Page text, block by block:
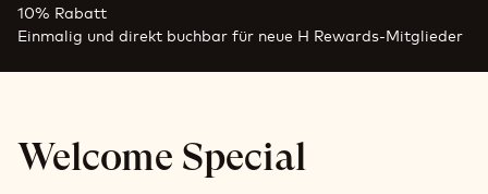
10% Rabatt
Einmalig und direkt buchbar für neue H Rewards-Mitglieder
Welcome Special